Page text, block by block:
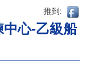
推到:
心-乙級船